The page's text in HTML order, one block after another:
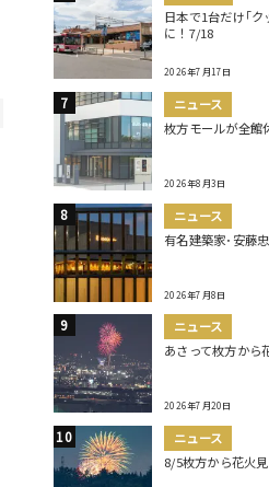
日本で1台だけ｢
に！7/18
2026年7月17日
ニュース
枚方モールが全館
2026年8月3日
ニュース
有名建築家･安藤
2026年7月8日
ニュース
あさって枚方から
2026年7月20日
ニュース
8/5枚方から花火